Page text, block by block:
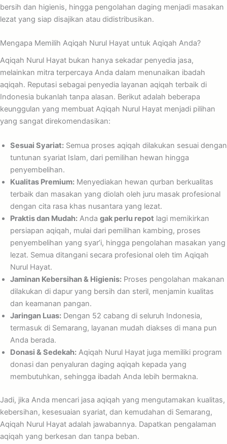
bersih dan higienis, hingga pengolahan daging menjadi masakan
lezat yang siap disajikan atau didistribusikan.
Mengapa Memilih Aqiqah Nurul Hayat untuk Aqiqah Anda?
Aqiqah Nurul Hayat bukan hanya sekadar penyedia jasa,
melainkan mitra terpercaya Anda dalam menunaikan ibadah
aqiqah. Reputasi sebagai penyedia layanan aqiqah terbaik di
Indonesia bukanlah tanpa alasan. Berikut adalah beberapa
keunggulan yang membuat Aqiqah Nurul Hayat menjadi pilihan
yang sangat direkomendasikan:
Sesuai Syariat: Semua proses aqiqah dilakukan sesuai dengan
tuntunan syariat Islam, dari pemilihan hewan hingga
penyembelihan.
Kualitas Premium: Menyediakan hewan qurban berkualitas
terbaik dan masakan yang diolah oleh juru masak profesional
dengan cita rasa khas nusantara yang lezat.
Praktis dan Mudah: Anda gak perlu repot lagi memikirkan
persiapan aqiqah, mulai dari pemilihan kambing, proses
penyembelihan yang syar’i, hingga pengolahan masakan yang
lezat. Semua ditangani secara profesional oleh tim Aqiqah
Nurul Hayat.
Jaminan Kebersihan & Higienis: Proses pengolahan makanan
dilakukan di dapur yang bersih dan steril, menjamin kualitas
dan keamanan pangan.
Jaringan Luas: Dengan 52 cabang di seluruh Indonesia,
termasuk di Semarang, layanan mudah diakses di mana pun
Anda berada.
Donasi & Sedekah: Aqiqah Nurul Hayat juga memiliki program
donasi dan penyaluran daging aqiqah kepada yang
membutuhkan, sehingga ibadah Anda lebih bermakna.
Jadi, jika Anda mencari jasa aqiqah yang mengutamakan kualitas,
kebersihan, kesesuaian syariat, dan kemudahan di Semarang,
Aqiqah Nurul Hayat adalah jawabannya. Dapatkan pengalaman
aqiqah yang berkesan dan tanpa beban.